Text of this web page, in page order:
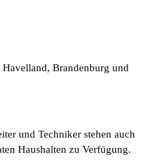
Brandenburg und
und Techniker stehen auch
Haushalten zu Verfügung.